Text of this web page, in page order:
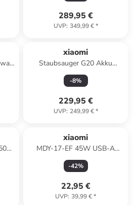
289,95 €
UVP: 349,99 €*
xiaomi
Staubsauger G20 Akku
Handstaubsauger
-8%
229,95 €
UVP: 249,99 €*
xiaomi
MDY-17-EF 45W USB-A
Schnellladegerät
-42%
22,95 €
UVP: 39,99 €*